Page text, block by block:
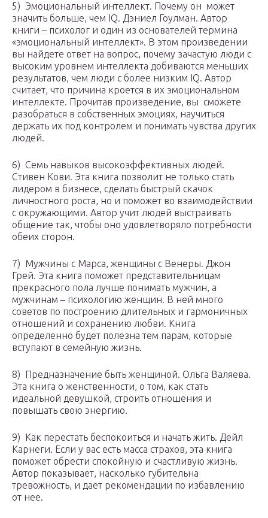
5) Эмоциональный интеллект. Почему он может
значить больше, чем IQ. Дэниел Гоулман. Автор
книги – психолог и один из основателей термина
«эмоциональный интеллект». В этом произведении
вы найдете ответ на вопрос, почему зачастую люди с
высоким уровнем интеллекта добиваются меньших
результатов, чем люди с более низким IQ. Автор
считает, что причина кроется в их эмоциональном
интеллекте. Прочитав произведение, вы сможете
разобраться в собственных эмоциях, научиться
держать их под контролем и понимать чувства других
людей.
6) Семь навыков высокоэффективных людей.
Стивен Кови. Эта книга позволит не только стать
лидером в бизнесе, сделать быстрый скачок
личностного роста, но и поможет во взаимодействии
с окружающими. Автор учит людей выстраивать
общение так, чтобы оно удовлетворяло потребности
обеих сторон.
7) Мужчины с Марса, женщины с Венеры. Джон
Грей. Эта книга поможет представительницам
прекрасного пола лучше понимать мужчин, а
мужчинам – психологию женщин. В ней много
советов по построению длительных и гармоничных
отношений и сохранению любви. Книга
определенно будет полезна тем парам, которые
вступают в семейную жизнь.
8) Предназначение быть женщиной. Ольга Валяева.
Эта книга о женственности, о том, как стать
идеальной девушкой, строить отношения и
повышать свою энергию.
9) Как перестать беспокоиться и начать жить. Дейл
Карнеги. Если у вас есть масса страхов, эта книга
поможет обрести спокойную и счастливую жизнь.
Автор показывает, насколько губительна
тревожность, и дает рекомендации по избавлению
от нее.